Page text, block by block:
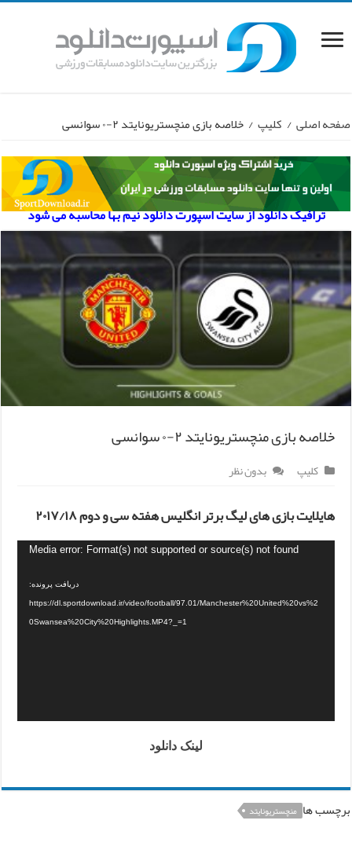
صفحه اصلی / کلیپ / خلاصه بازی منچستریونایتد ۲-۰ سوانسی
ترافیک دانلود از سایت اسپورت دانلود نیم بها محاسبه می شود
خلاصه بازی منچستریونایتد ۲-۰ سوانسی
کلیپ بدون نظر
هایلایت بازی های لیگ برتر انگلیس هفته سی و دوم ۲۰۱۷/۱۸
Media error: Format(s) not supported or source(s) not found
دریافت پرونده:
https://dl.sportdownload.ir/video/football/97.01/Manchester%20United%20vs%2
0Swansea%20City%20Highlights.MP4?_=1
لینک دانلود
برچسب ها منچستریونایتد